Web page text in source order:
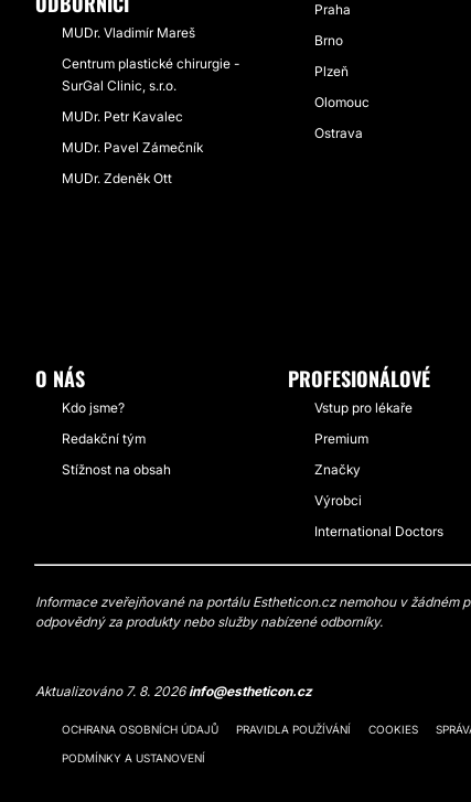
MUDr. Vladimír Mareš
Centrum plastické chirurgie -
SurGal Clinic, s.r.o.
MUDr. Petr Kavalec
MUDr. Pavel Zámečník
MUDr. Zdeněk Ott
Praha
Brno
Plzeň
Olomouc
Ostrava
O NÁS
Kdo jsme?
Redakční tým
Stížnost na obsah
PROFESIONÁLOVÉ
Vstup pro lékaře
Premium
Značky
Výrobci
International Doctors
Informace zveřejňované na portálu Estheticon.cz nemohou v
odpovědný za produkty nebo služby nabízené odborníky.
Aktualizováno 7. 8. 2026info@estheticon.cz
OCHRANA OSOBNÍCH ÚDAJŮ PRAVIDLA POUŽÍVÁNÍ COOKIES
PODMÍNKY A USTANOVENÍ